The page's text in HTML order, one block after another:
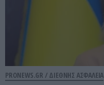
PRONEWS.GR / ΔΙΕΘΝΗΣ ΑΣΦΑΛΕΙΑ